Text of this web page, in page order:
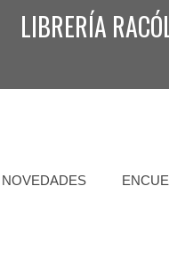
LIBRERÍA
NOVEDADES